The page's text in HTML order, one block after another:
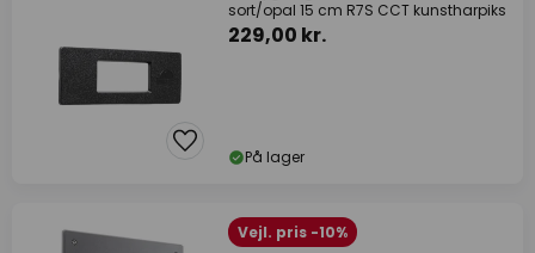
sort/opal 15 cm R7S CCT kunstharpiks
229,00 kr.
På lager
Vejl. pris -10%